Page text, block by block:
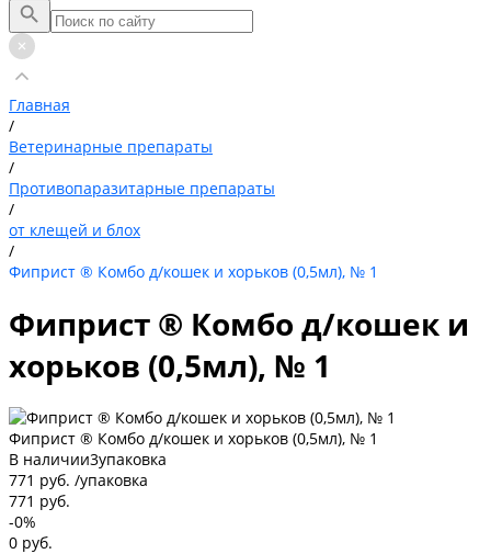
Главная
/
Ветеринарные препараты
/
Противопаразитарные препараты
/
от клещей и блох
/
Фиприст ® Комбо д/кошек и хорьков (0,5мл), № 1
Фиприст ® Комбо д/кошек и
хорьков (0,5мл), № 1
Фиприст ® Комбо д/кошек и хорьков (0,5мл), № 1
В наличии3упаковка
771 руб. /упаковка
771 руб.
-0%
0 руб.